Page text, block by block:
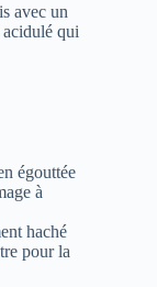
avec un
acidulé qui
égouttée
à
haché
pour la